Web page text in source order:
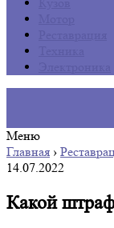
Меню
Главная ›
14.07.2022
Какой